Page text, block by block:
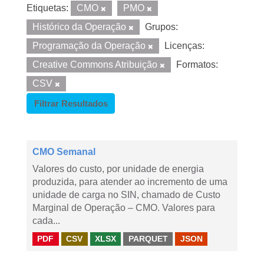
Etiquetas: CMO
PMO
Histórico da Operação
Grupos:
Programação da Operação
Licenças:
Creative Commons Atribuição
Formatos:
CSV
Filtrar Resultados
CMO Semanal
Valores do custo, por unidade de energia
produzida, para atender ao incremento de uma
unidade de carga no SIN, chamado de Custo
Marginal de Operação – CMO. Valores para
cada...
PDF CSV XLSX PARQUET JSON